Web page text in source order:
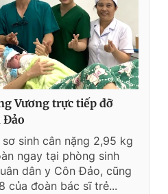
Vương trực tiếp đỡ
Đảo
sinh cân nặng 2,95 kg
ngay tại phòng sinh
dân y Côn Đảo, cũng
của đoàn bác sĩ trẻ...